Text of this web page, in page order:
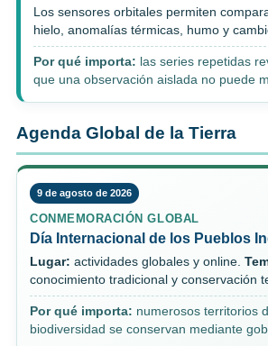
Los sensores orbitales permiten
hielo, anomalías térmicas, humo y
Por qué importa: las series repetidas
que una observación aislada no puede
Agenda Global de la Tierra
9 de agosto de 2026
CONMEMORACIÓN GLOBAL
Día Internacional de los Pueblos
Lugar: actividades globales y online.
conocimiento tradicional y conservación
Por qué importa: numerosos territorios
biodiversidad se conservan mediante